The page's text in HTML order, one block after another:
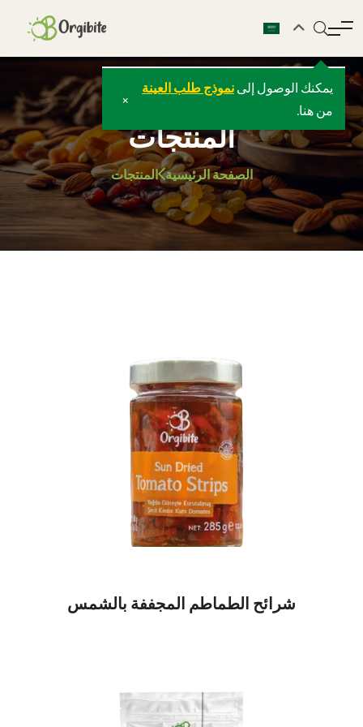
يمكنك الوصول إلى نموذج طلب العينة
من هنا.
×
المنتجات
المنتجات الصفحة الرئيسية
شرائح الطماطم المجففة بالشمس